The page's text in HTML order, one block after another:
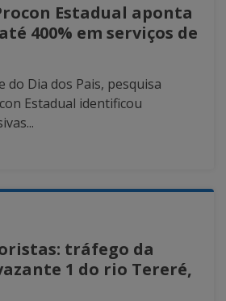
Estadual aponta
400% em serviços de
do Dia dos Pais, pesquisa
Estadual identificou
tráfego da
1 do rio Tereré,